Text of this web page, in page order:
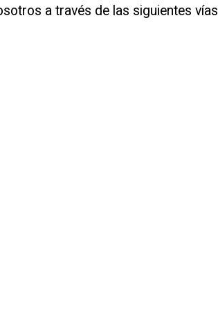
a través de las siguientes vías